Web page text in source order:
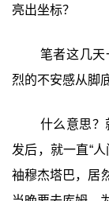
亮出坐标？
笔者这几
烈的不安感从脚
什么意思？
发后，就一直“
袖穆杰塔巴，居